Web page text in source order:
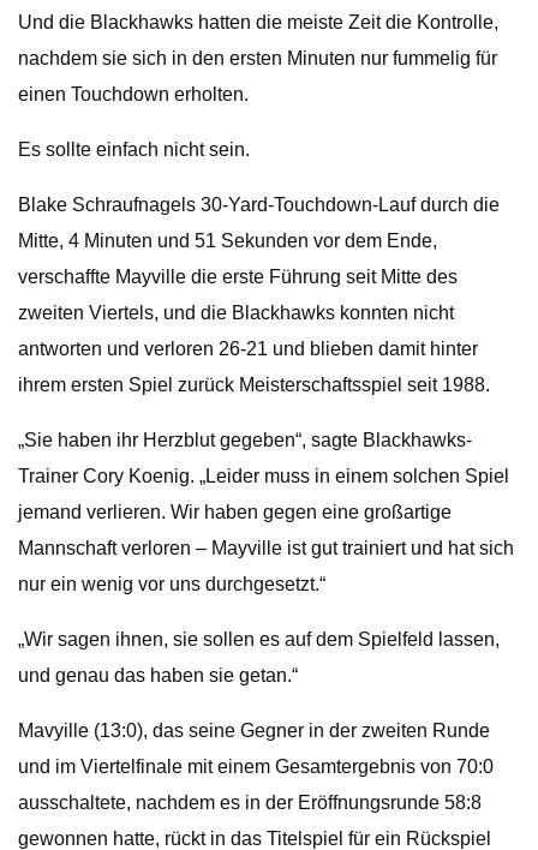
Und die Blackhawks hatten die meiste Zeit die Kontrolle,
nachdem sie sich in den ersten Minuten nur fummelig für
einen Touchdown erholten.
Es sollte einfach nicht sein.
Blake Schraufnagels 30-Yard-Touchdown-Lauf durch die
Mitte, 4 Minuten und 51 Sekunden vor dem Ende,
verschaffte Mayville die erste Führung seit Mitte des
zweiten Viertels, und die Blackhawks konnten nicht
antworten und verloren 26-21 und blieben damit hinter
ihrem ersten Spiel zurück Meisterschaftsspiel seit 1988.
„Sie haben ihr Herzblut gegeben“, sagte Blackhawks-
Trainer Cory Koenig. „Leider muss in einem solchen Spiel
jemand verlieren. Wir haben gegen eine großartige
Mannschaft verloren – Mayville ist gut trainiert und hat sich
nur ein wenig vor uns durchgesetzt.“
„Wir sagen ihnen, sie sollen es auf dem Spielfeld lassen,
und genau das haben sie getan.“
Mavyille (13:0), das seine Gegner in der zweiten Runde
und im Viertelfinale mit einem Gesamtergebnis von 70:0
ausschaltete, nachdem es in der Eröffnungsrunde 58:8
gewonnen hatte, rückt in das Titelspiel für ein Rückspiel